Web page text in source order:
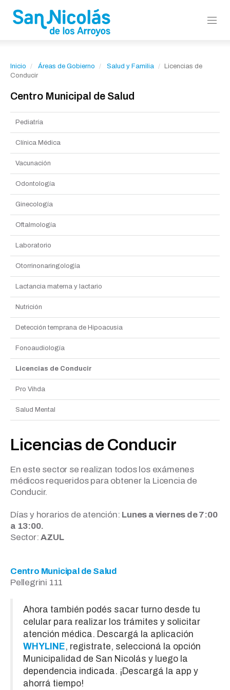
Inicio Áreas de Gobierno Salud y Familia
Licencias de
Conducir
Centro Municipal de Salud
Pediatría
Clínica Médica
Vacunación
Odontología
Ginecología
Oftalmología
Laboratorio
Otorrinonaringología
Lactancia materna y lactario
Nutrición
Detección temprana de Hipoacusia
Fonoaudiología
Licencias de Conducir
Pro Vihda
Salud Mental
Licencias de Conducir
En este sector se realizan todos los exámenes
médicos requeridos para obtener la Licencia de
Conducir.
Días y horarios de atención: Lunes a viernes de 7:00
a 13:00.
Sector:AZUL
Centro Municipal de Salud
Pellegrini 111
Ahora también podés sacar turno desde tu
celular para realizar los trámites y solicitar
atención médica. Descargá la aplicación
WHYLINE, registrate, seleccioná la opción
Municipalidad de San Nicolás y luego la
dependencia indicada. ¡Descargá la app y
ahorrá tiempo!